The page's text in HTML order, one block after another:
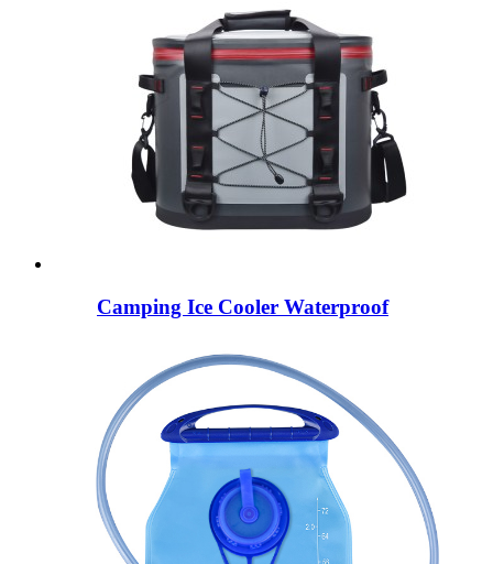
Camping Ice Cooler Waterproof